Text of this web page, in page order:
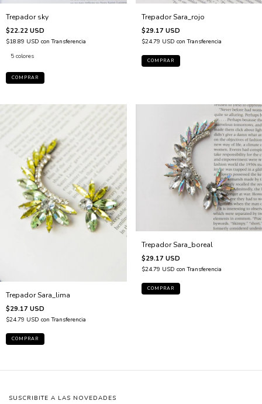
Trepador sky
$22.22 USD
$18.89 USD con Transferencia
5 colores
COMPRAR
Trepador Sara_rojo
$29.17 USD
$24.79 USD con Transferencia
Trepador Sara_lima
$29.17 USD
$24.79 USD con Transferencia
Trepador Sara_boreal
$29.17 USD
$24.79 USD con Transferencia
SUSCRIBITE A LAS NOVEDADES